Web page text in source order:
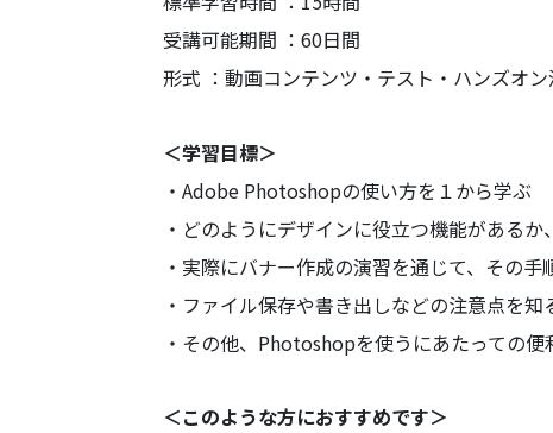
受講可能期間 ：60日間
形式 ：動画コンテンツ・テスト・ハンズオン
＜学習目標＞
・Adobe Photoshopの使い方を１から学ぶ
・どのようにデザインに役立つ機能がある
・実際にバナー作成の演習を通じて、その手
・ファイル保存や書き出しなどの注意点を知
・その他、Photoshopを使うにあたっての
＜このような方におすすめです＞